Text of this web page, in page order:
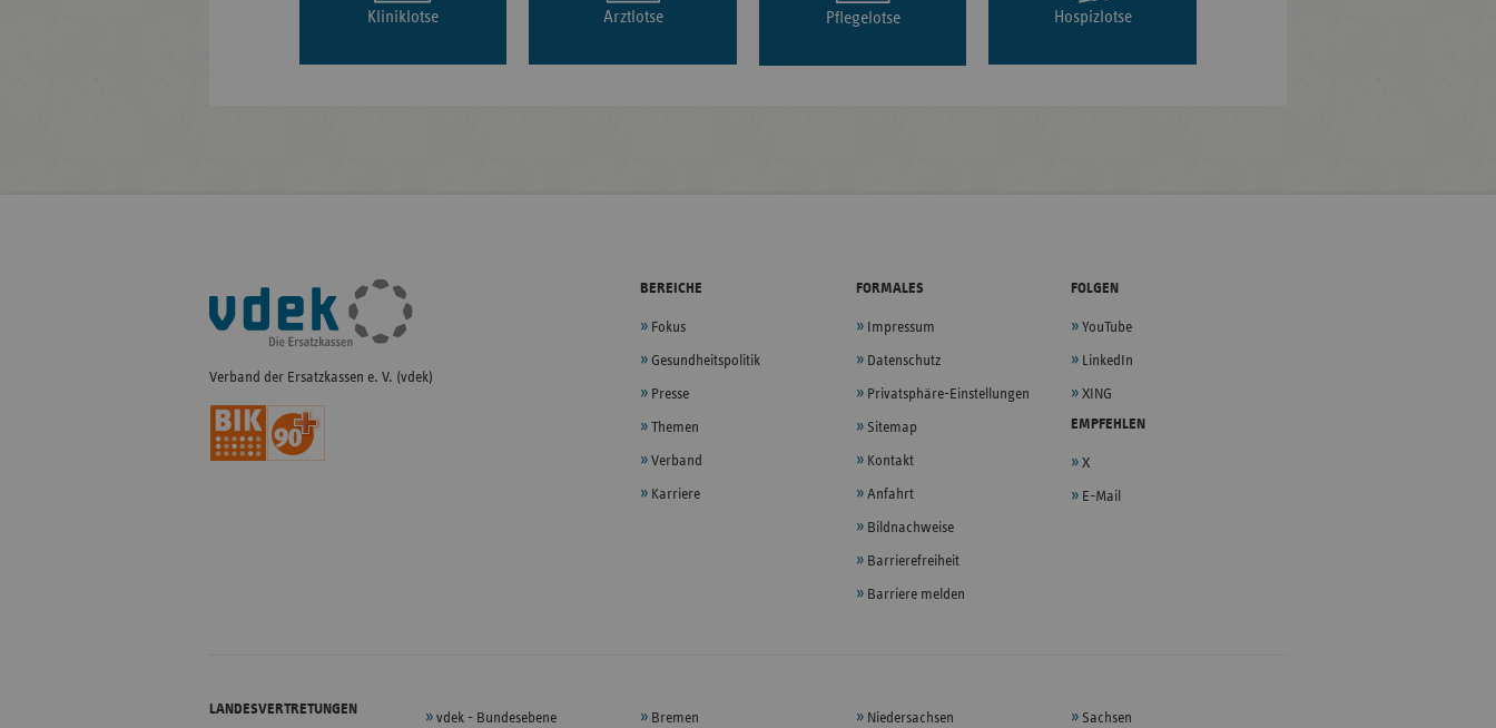
Kliniklotse Arztlotse Pflegelotse Hospizlotse
Fußleisten-
Navigation
Verband der Ersatzkassen e. V. (vdek)
BEREICHE
Fokus
Gesundheitspolitik
Presse
Themen
Verband
Karriere
FORMALES
Impressum
Datenschutz
Privatsphäre-Einstellungen
Sitemap
Kontakt
Anfahrt
Bildnachweise
Barrierefreiheit
Barriere melden
FOLGEN
YouTube
LinkedIn
XING
EMPFEHLEN
X
E-Mail
LANDESVERTRETUNGEN
vdek - Bundesebene Bremen Niedersachsen Sachsen